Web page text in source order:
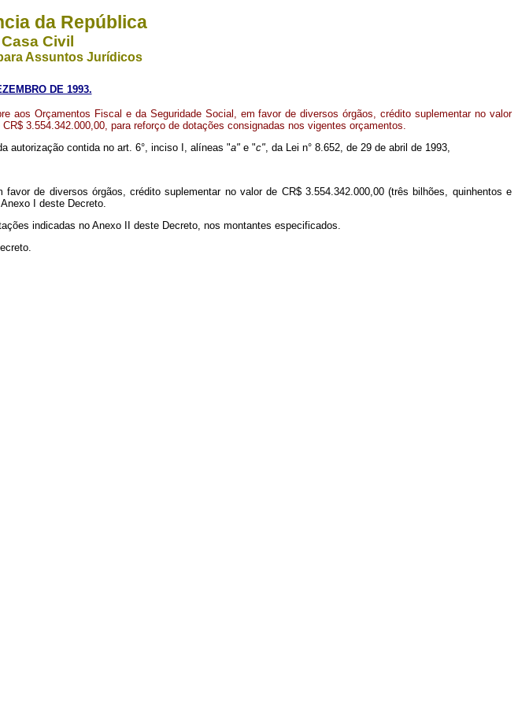
da República
Casa Civil
Assuntos Jurídicos
DE 1993.
aos Orçamentos Fiscal e da Seguridade Social, em favor de diversos órgãos, crédito suplementar no valor
CR$ 3.554.342.000,00, para reforço de dotações consignadas nos vigentes orçamentos.
autorização contida no art. 6°, inciso I, alíneas "a" e "c", da Lei n° 8.652, de 29 de abril de 1993,
favor de diversos órgãos, crédito suplementar no valor de CR$ 3.554.342.000,00 (três bilhões, quinhentos e
I deste Decreto.
indicadas no Anexo II deste Decreto, nos montantes especificados.